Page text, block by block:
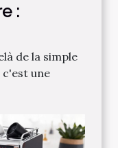
:
de la simple
une